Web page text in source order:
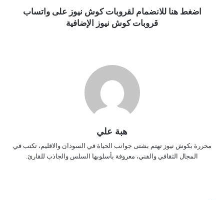
اضغط هنا للانضمام لقروبات كوش نيوز على واتساب
قروبات كوش نيوز الإضافية
هبة علي
محررة بكوش نيوز تهتم بشتى جوانب الحياة في السودان والاقليم، تكتب في
المجال الثقافي والفني، معروفة بأسلوبها السلس والجاذب للقارئ.